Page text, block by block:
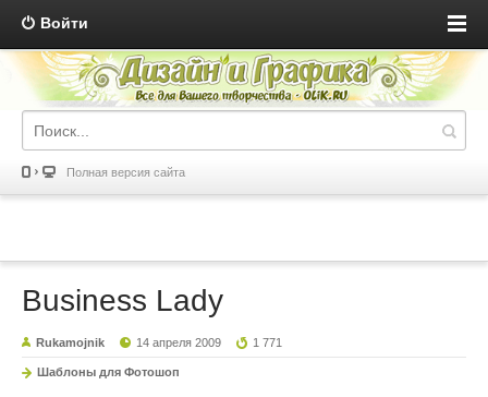
Войти
Полная версия сайта
Business Lady
Rukamojnik 14 апреля 2009 1 771
Шаблоны для Фотошоп